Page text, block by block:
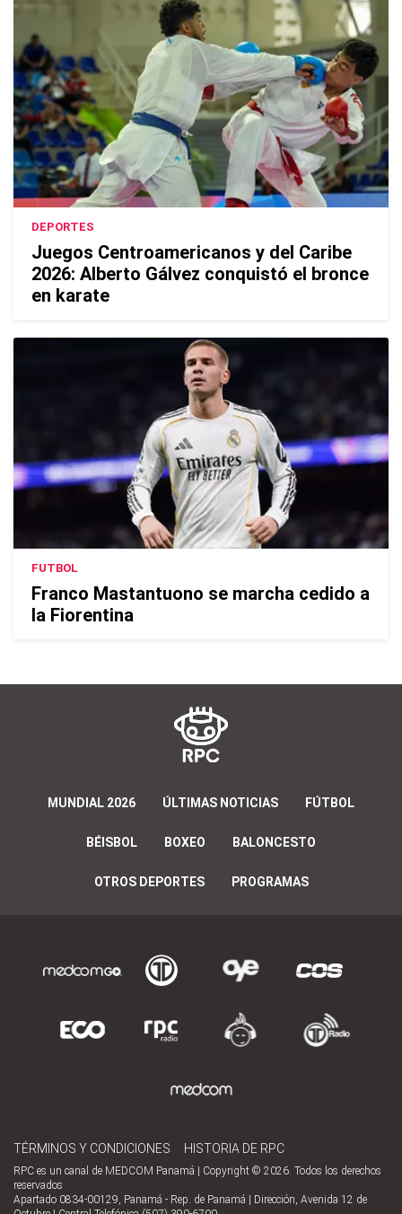
DEPORTES
Juegos Centroamericanos y del Caribe
2026: Alberto Gálvez conquistó el bronce
en karate
FUTBOL
Franco Mastantuono se marcha cedido a
la Fiorentina
MUNDIAL 2026 ÚLTIMAS NOTICIAS FÚTBOL
BÉISBOL BOXEO BALONCESTO
OTROS DEPORTES PROGRAMAS
TÉRMINOS Y CONDICIONES HISTORIA DE RPC
RPC es un canal de MEDCOM Panamá | Copyright © 2026. Todos los derechos
reservados
Apartado 0834-00129, Panamá - Rep. de Panamá | Dirección, Avenida 12 de